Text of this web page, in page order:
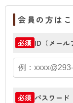
駐車場１台無料
会員の方はこ
必須 ID（メール
必須 パスワード